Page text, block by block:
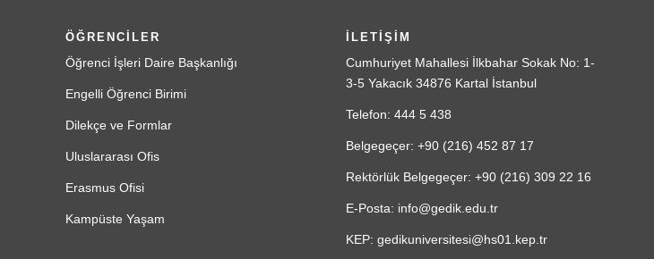
ÖĞRENCİLER
Öğrenci İşleri Daire Başkanlığı
Engelli Öğrenci Birimi
Dilekçe ve Formlar
Uluslararası Ofis
Erasmus Ofisi
Kampüste Yaşam
İLETİŞİM
Cumhuriyet Mahallesi İlkbahar Sokak No: 1-
3-5 Yakacık 34876 Kartal İstanbul
Telefon: 444 5 438
Belgegeçer: +90 (216) 452 87 17
Rektörlük Belgegeçer: +90 (216) 309 22 16
E-Posta: info@gedik.edu.tr
KEP: gedikuniversitesi@hs01.kep.tr